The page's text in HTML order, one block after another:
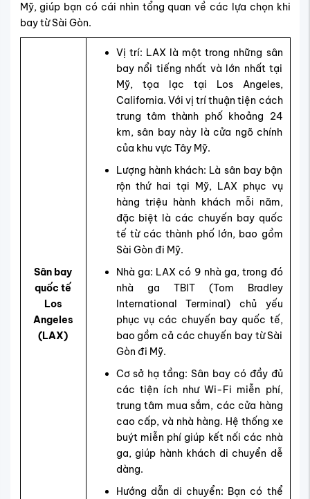
Mỹ, giúp bạn có cái nhìn tổng quan về các lựa chọn khi
bay từ Sài Gòn.
Sân bay
quốc tế
Los
Angeles
(LAX)
Vị trí: LAX là một trong những sân
bay nổi tiếng nhất và lớn nhất tại
Mỹ, tọa lạc tại Los Angeles,
California. Với vị trí thuận tiện cách
trung tâm thành phố khoảng 24
km, sân bay này là cửa ngõ chính
của khu vực Tây Mỹ.
Lượng hành khách: Là sân bay bận
rộn thứ hai tại Mỹ, LAX phục vụ
hàng triệu hành khách mỗi năm,
đặc biệt là các chuyến bay quốc
tế từ các thành phố lớn, bao gồm
Sài Gòn đi Mỹ.
Nhà ga: LAX có 9 nhà ga, trong đó
nhà ga TBIT (Tom Bradley
International Terminal) chủ yếu
phục vụ các chuyến bay quốc tế,
bao gồm cả các chuyến bay từ Sài
Gòn đi Mỹ.
Cơ sở hạ tầng: Sân bay có đầy đủ
các tiện ích như Wi-Fi miễn phí,
trung tâm mua sắm, các cửa hàng
cao cấp, và nhà hàng. Hệ thống xe
buýt miễn phí giúp kết nối các nhà
ga, giúp hành khách di chuyển dễ
dàng.
Hướng dẫn di chuyển: Bạn có thể